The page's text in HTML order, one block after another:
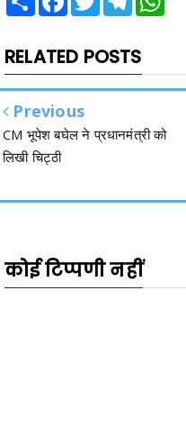
RELATED POSTS
Previous
CM भूपेश बघेल ने प्रधानमंत्री को
लिखी चिट्ठी
कोई टिप्पणी नहीं